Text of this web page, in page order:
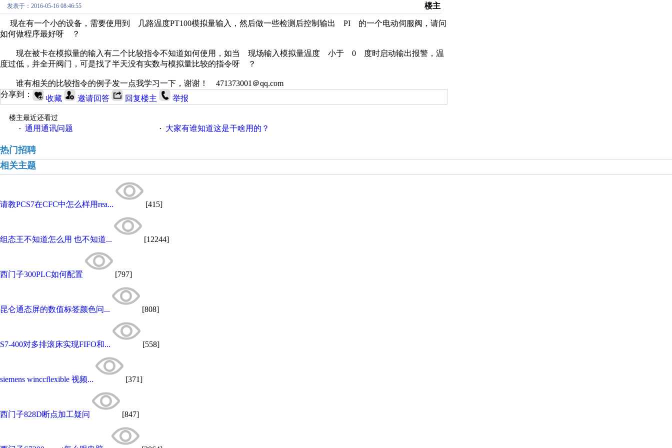
发表于：2016-05-16 08:46:55 楼主
现在有一个小的设备，需要使用到 几路温度PT100模拟量输入，然后做一些检测后控制输出 PI 的一个电动伺服阀，请问
如何做程序最好呀 ？
现在被卡在模拟量的输入有二个比较指令不知道如何使用，如当 现场输入模拟量温度 小于 0 度时启动输出报警，温
度过低，并全开阀门，可是找了半天没有实数与模拟量比较的指令呀 ？
谁有相关的比较指令的例子发一点我学习一下，谢谢！ 471373001＠qq.com
分享到：
收藏 邀请回答 回复楼主 举报
楼主最近还看过
· 通用通讯问题 · 大家有谁知道这是干啥用的？
热门招聘
相关主题
请教PCS7在CFC中怎么样用rea... [415]
组态王不知道怎么用 也不知道... [12244]
西门子300PLC如何配置 [797]
昆仑通态屏的数值标签颜色问... [808]
S7-400对多排滚床实现FIFO和... [558]
siemens winccflexible 视频... [371]
西门子828D断点加工疑问 [847]